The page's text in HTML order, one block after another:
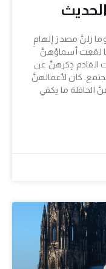
زلنَّ مصدرَ إلهامِ
لمَعت أسماؤهنَّ
القادم ذِكرهنَّ عن
كان لأعمالهنَّ
الحافلة ما يكفي